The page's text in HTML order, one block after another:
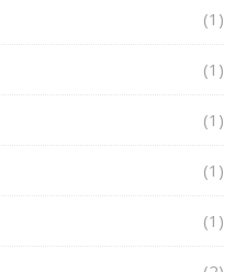
(1)
(1)
(1)
(1)
(1)